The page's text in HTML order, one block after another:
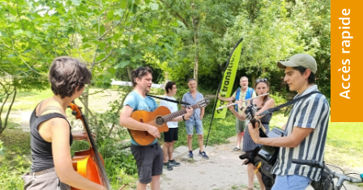
Accès rapide